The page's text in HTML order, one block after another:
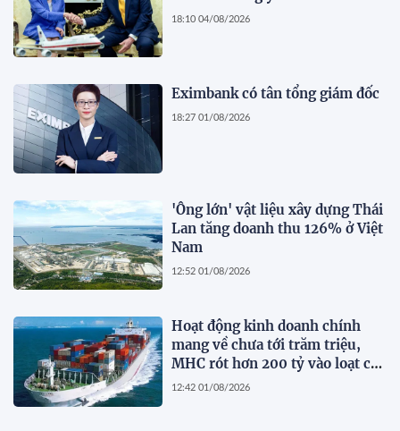
18:10 04/08/2026
Eximbank có tân tổng giám đốc
18:27 01/08/2026
'Ông lớn' vật liệu xây dựng Thái
Lan tăng doanh thu 126% ở Việt
Nam
12:52 01/08/2026
Hoạt động kinh doanh chính
mang về chưa tới trăm triệu,
MHC rót hơn 200 tỷ vào loạt cổ
phiếu 'họ' Gelex
12:42 01/08/2026